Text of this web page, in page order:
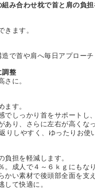
み合わせ枕で首と肩の負担
きます。
で首や肩へ毎日アプローチ
調整
さに。
ます。
でしっかり首をサポートし
あり、さらに左右が高くな
りしやすく、ゆったりお使
負担を軽減します。
。成人で４～６ｋｇにもな
かい素材で後頭部全面を支
して快適に。